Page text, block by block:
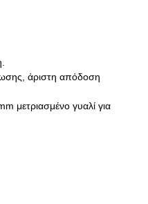
άριστη απόδοση
μετριασμένο γυαλί για